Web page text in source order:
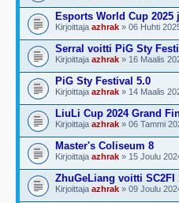
Esports World Cup
Kirjoittaja azhrak » 06 Huhti
Serral voitti PiG Sty
Kirjoittaja azhrak » 16 Maalis
PiG Sty Festival 5.0
Kirjoittaja azhrak » 14 Maalis
LiuLi Cup 2024 Grand
Kirjoittaja azhrak » 06 Tammi
Master's Coliseum 8
Kirjoittaja azhrak » 15 Joulu
ZhuGeLiang voitti SC2FI
Kirjoittaja azhrak » 09 Joulu